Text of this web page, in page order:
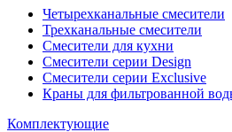
Четырехканальные смесители
Трехканальные смесители
Смесители для кухни
Смесители серии Design
Смесители серии Exclusive
Краны для фильтрованной
Комплектующие